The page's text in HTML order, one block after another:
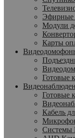
Эфирные
Модули
Карты
Готовые
Готовые
Кабель
Системы